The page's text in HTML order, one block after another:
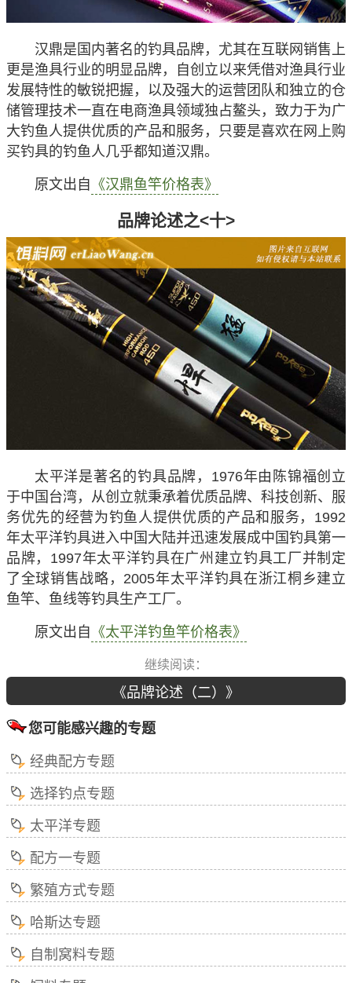
汉鼎是国内著名的钓具品牌，尤其在互联网销售上
更是渔具行业的明显品牌，自创立以来凭借对渔具行业
发展特性的敏锐把握，以及强大的运营团队和独立的仓
储管理技术一直在电商渔具领域独占鳌头，致力于为广
大钓鱼人提供优质的产品和服务，只要是喜欢在网上购
买钓具的钓鱼人几乎都知道汉鼎。
原文出自 《汉鼎鱼竿价格表》
品牌论述之<十>
太平洋是著名的钓具品牌，1976年由陈锦福创立
于中国台湾，从创立就秉承着优质品牌、科技创新、服
务优先的经营为钓鱼人提供优质的产品和服务，1992
年太平洋钓具进入中国大陆并迅速发展成中国钓具第一
品牌，1997年太平洋钓具在广州建立钓具工厂并制定
了全球销售战略，2005年太平洋钓具在浙江桐乡建立
鱼竿、鱼线等钓具生产工厂。
原文出自 《太平洋钓鱼竿价格表》
继续阅读：
《品牌论述（二）》
您可能感兴趣的专题
经典配方专题
选择钓点专题
太平洋专题
配方一专题
繁殖方式专题
哈斯达专题
自制窝料专题